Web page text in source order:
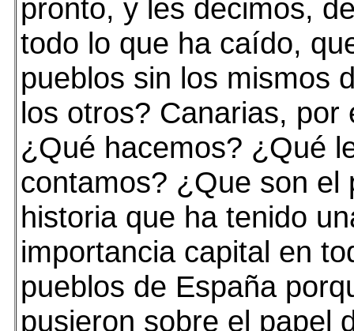
pronto, y les decimos,
todo lo que ha caído,
pueblos sin los mismos
los otros? Canarias, por
¿Qué hacemos? ¿Qué
contamos? ¿Que son el
historia que ha tenido
importancia capital en
pueblos de España
pusieron sobre el papel